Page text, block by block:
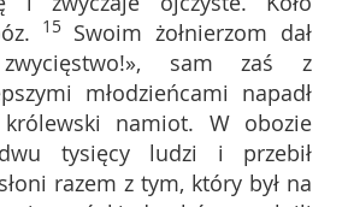
15 Swoim żołnierzom dał
sam zaś z
młodzieńcami napadł
namiot. W obozie
dwu tysięcy ludzi i przebił
razem z tym, który był na